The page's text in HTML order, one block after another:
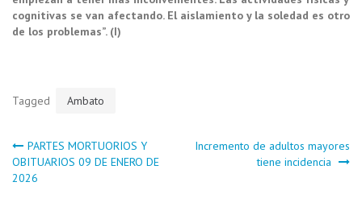
cognitivas se van afectando. El aislamiento y la soledad es otro
de los problemas”. (I)
Tagged Ambato
Navegación
de
PARTES MORTUORIOS Y
OBITUARIOS 09 DE ENERO DE
2026
Incremento de adultos mayores
tiene incidencia